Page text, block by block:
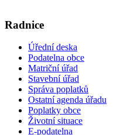
Radnice
Úřední deska
Podatelna obce
Matriční úřad
Stavební úřad
Správa poplatků
Ostatní agenda úřadu
Poplatky obce
Životní situace
E-podatelna